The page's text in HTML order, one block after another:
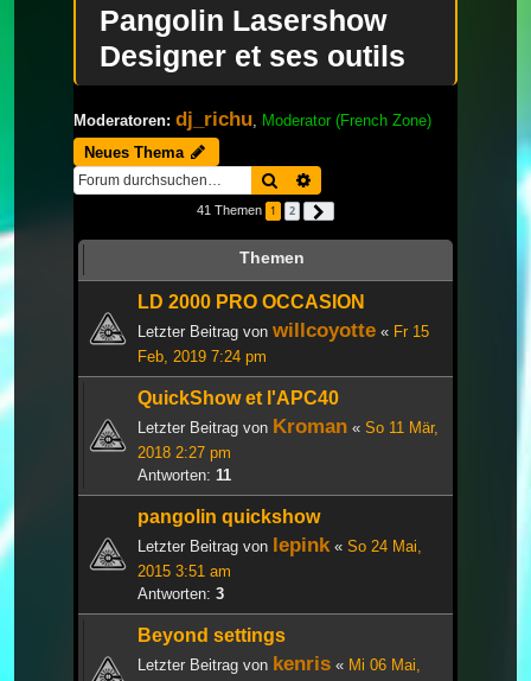
Pangolin Lasershow
Designer et ses outils
Moderatoren: dj_richu Moderator (French Zone)
Neues Thema
Suche
41 Themen 1 2
Themen
LD 2000 PRO OCCASION
Letzter Beitrag von willcoyotte « Fr 15
Feb, 2019 7:24 pm
QuickShow et l'APC40
Letzter Beitrag von Kroman « So 11 Mär,
2018 2:27 pm
Antworten: 11
pangolin quickshow
Letzter Beitrag von lepink« So 24 Mai,
2015 3:51 am
Antworten: 3
Beyond settings
Letzter Beitrag von kenris « Mi 06 Mai,